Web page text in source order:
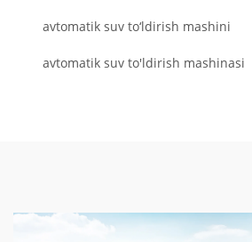
avtomatik suv to‘ldirish mashini
avtomatik suv to'ldirish mashinasi